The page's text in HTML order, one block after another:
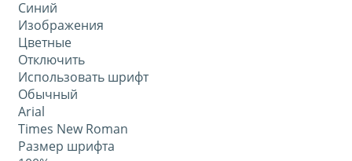
Синий
Изображения
Цветные
Отключить
Использовать шрифт
Обычный
Arial
Times New Roman
Размер шрифта